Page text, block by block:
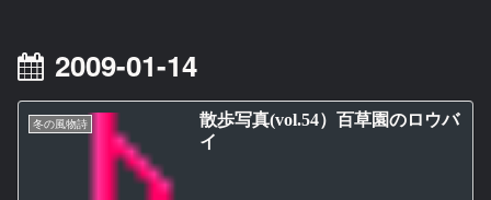
2009-01-14
冬の風物詩
散歩写真(vol.54）百草園のロウバ
イ